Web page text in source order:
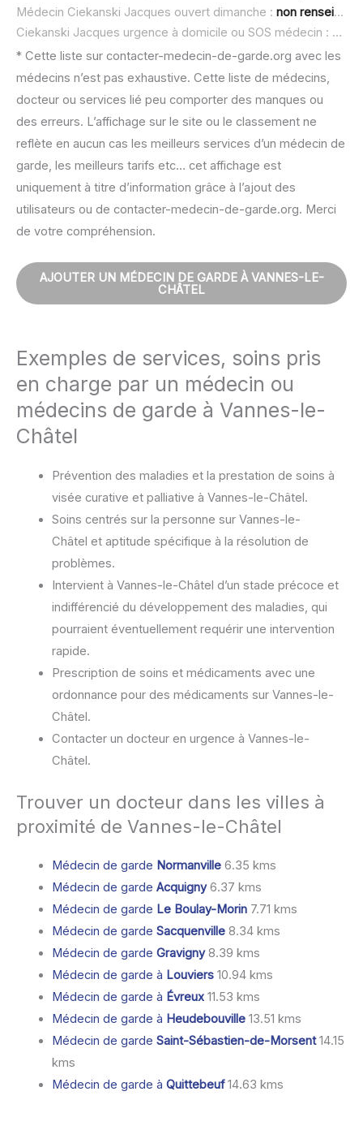
Médecin Ciekanski Jacques ouvert dimanche : non renseigné
Ciekanski Jacques urgence à domicile ou SOS médecin :
non
* Cette liste sur contacter-medecin-de-garde.org avec les
médecins n’est pas exhaustive. Cette liste de médecins,
docteur ou services lié peu comporter des manques ou
des erreurs. L’affichage sur le site ou le classement ne
reflète en aucun cas les meilleurs services d’un médecin de
garde, les meilleurs tarifs etc… cet affichage est
uniquement à titre d’information grâce à l’ajout des
utilisateurs ou de contacter-medecin-de-garde.org. Merci
de votre compréhension.
AJOUTER UN MÉDECIN DE GARDE À VANNES-LE-
CHÂTEL
Exemples de services, soins pris
en charge par un médecin ou
médecins de garde à Vannes-le-
Châtel
Prévention des maladies et la prestation de soins à
visée curative et palliative à Vannes-le-Châtel.
Soins centrés sur la personne sur Vannes-le-
Châtel et aptitude spécifique à la résolution de
problèmes.
Intervient à Vannes-le-Châtel d’un stade précoce et
indifférencié du développement des maladies, qui
pourraient éventuellement requérir une intervention
rapide.
Prescription de soins et médicaments avec une
ordonnance pour des médicaments sur Vannes-le-
Châtel.
Contacter un docteur en urgence à Vannes-le-
Châtel.
Trouver un docteur dans les villes à
proximité de Vannes-le-Châtel
Médecin de garde Normanville6.35 kms
Médecin de garde Acquigny6.37 kms
Médecin de garde Le Boulay-Morin7.71 kms
Médecin de garde Sacquenville8.34 kms
Médecin de garde Gravigny8.39 kms
Médecin de garde à Louviers10.94 kms
Médecin de garde à Évreux11.53 kms
Médecin de garde à Heudebouville13.51 kms
Médecin de garde Saint-Sébastien-de-Morsent14.15
kms
Médecin de garde à Quittebeuf14.63 kms